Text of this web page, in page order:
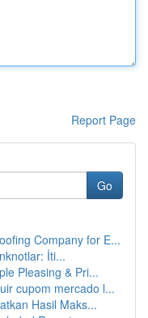
Report Page
Go
Company for E...
İti...
Pleasing & Pri...
cupom mercado l...
Hasil Maks...